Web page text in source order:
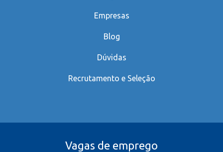
Empresas
Blog
Dúvidas
Recrutamento e Seleção
Vagas de emprego